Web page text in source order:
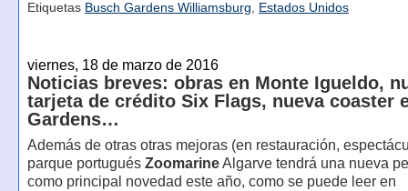
Etiquetas Busch Gardens Williamsburg, Estados Unidos
viernes, 18 de marzo de 2016
Noticias breves: obras en Monte Igueldo,
tarjeta de crédito Six Flags, nueva coaster
Gardens…
Además de otras otras mejoras (en restauración,
parque portugués ZoomarineAlgarve tendrá una nueva
como principal novedad este año, como se puede leer en